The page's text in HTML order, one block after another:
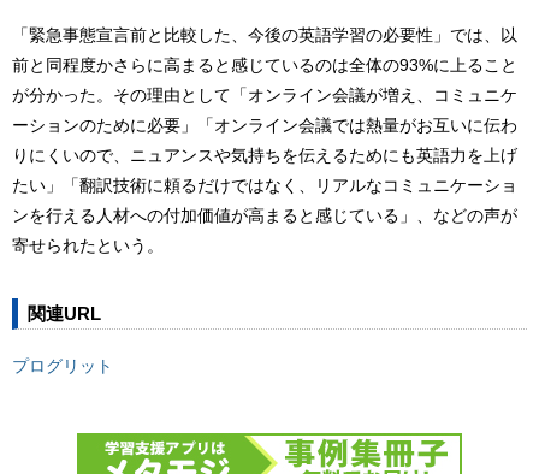
「緊急事態宣言前と比較した、今後の英語学習の必要性」では、以
前と同程度かさらに高まると感じているのは全体の93%に上ること
が分かった。その理由として「オンライン会議が増え、コミュニケ
ーションのために必要」「オンライン会議では熱量がお互いに伝わ
りにくいので、ニュアンスや気持ちを伝えるためにも英語力を上げ
たい」「翻訳技術に頼るだけではなく、リアルなコミュニケーショ
ンを行える人材への付加価値が高まると感じている」、などの声が
寄せられたという。
関連URL
プログリット